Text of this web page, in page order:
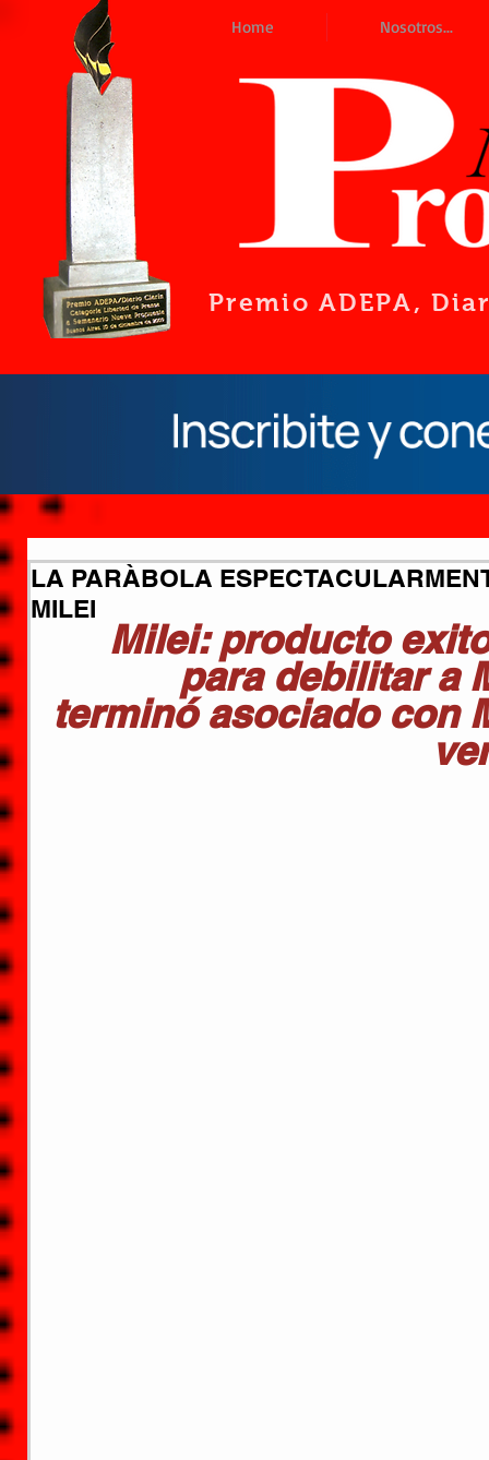
Home Nosotros...
Premio ADEPA,
LA PARÀBOLA
MILEI
Milei: producto
para debilitar a
terminó asociado con